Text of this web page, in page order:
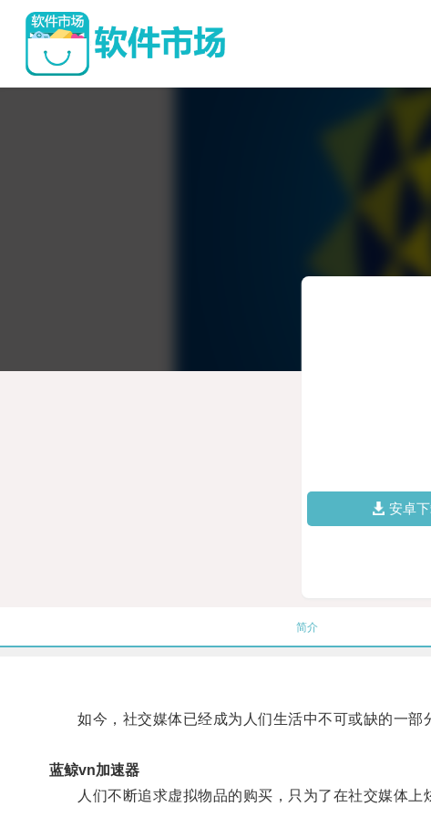
安卓
简介
如今，社交媒体已经成为人们生活中不可或缺的一部
蓝鲸vn加速器
人们不断追求虚拟物品的购买，只为了在社交媒体上